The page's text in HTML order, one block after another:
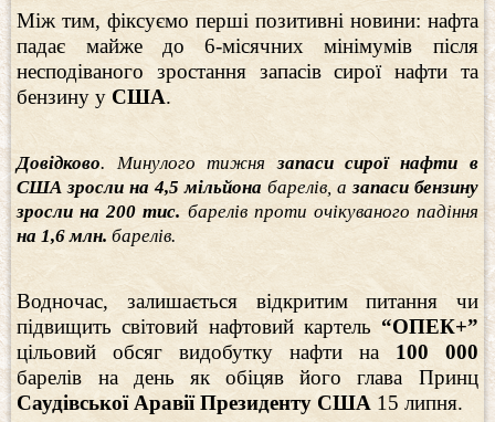
Між тим, фіксуємо перші позитивні новини: нафта
падає майже до 6-місячних мінімумів після
несподіваного зростання запасів сирої нафти та
бензину у США.
Довідково. Минулого тижнязапаси сирої нафти в
США зросли на 4,5 мільйона барелів, азапаси бензину
зросли на 200 тис. барелів проти очікуваного падіння
на 1,6 млн.барелів.
Водночас, залишається відкритим питання чи
підвищить світовий нафтовий картель “ОПЕК+”
цільовий обсяг видобутку нафти на 100 000
барелів на день як обіцяв його глава Принц
Саудівської Аравії Президенту США 15 липня.